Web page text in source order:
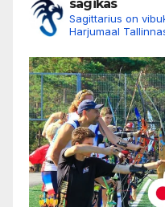
sagikas
Sagittarius on
Harjumaal